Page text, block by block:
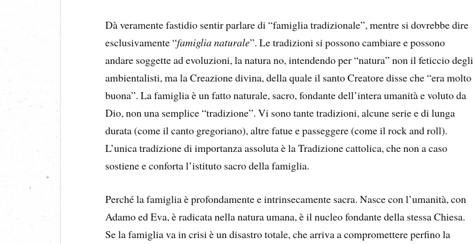
Dà veramente fastidio sentir parlare di “famiglia tradizionale”, mentre si dovrebbe dire
esclusivamente “famiglia naturale”. Le tradizioni si possono cambiare e possono
andare soggette ad evoluzioni, la natura no, intendendo per “natura” non il feticcio degli
ambientalisti, ma la Creazione divina, della quale il santo Creatore disse che “era molto
buona”. La famiglia è un fatto naturale, sacro, fondante dell’intera umanità e voluto da
Dio, non una semplice “tradizione”. Vi sono tante tradizioni, alcune serie e di lunga
durata (come il canto gregoriano), altre fatue e passeggere (come il rock and roll).
L’unica tradizione di importanza assoluta è la Tradizione cattolica, che non a caso
sostiene e conforta l’istituto sacro della famiglia.
Perché la famiglia è profondamente e intrinsecamente sacra. Nasce con l’umanità, con
Adamo ed Eva, è radicata nella natura umana, è il nucleo fondante della stessa Chiesa.
Se la famiglia va in crisi è un disastro totale, che arriva a compromettere perfino la